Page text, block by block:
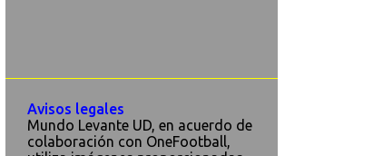
Avisos legales
Mundo Levante UD, en acuerdo de
colaboración con OneFootball,